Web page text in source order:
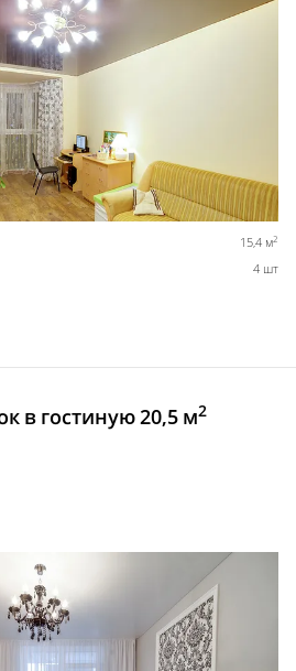
15,4 м2
4 шт
в гостиную 20,5 м2